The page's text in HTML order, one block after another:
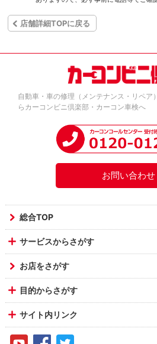
店舗詳細TOPに戻る
自動車・車の修理（メンテナンス・リペア
らカーコンビニ倶楽部・カーコン車検へ
お問い合わせ
総合TOP
サービスからさがす
お店をさがす
目的からさがす
サイト内リンク